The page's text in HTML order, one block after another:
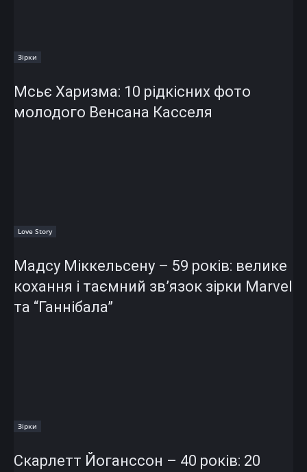
Зірки
Мсьє Харизма: 10 рідкісних фото
молодого Венсана Касселя
Love Story
Мадсу Міккельсену – 59 років: велике
кохання і таємний зв’язок зірки Marvel
та “Ганнібала”
Зірки
Скарлетт Йоганссон – 40 років: 20